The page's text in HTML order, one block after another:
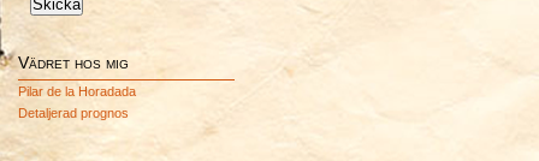
Vädret hos mig
Pilar de la Horadada
Detaljerad prognos